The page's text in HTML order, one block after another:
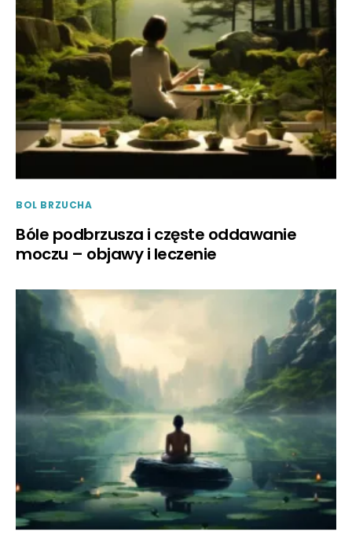
BOL BRZUCHA
Bóle podbrzusza i częste oddawanie
moczu – objawy i leczenie